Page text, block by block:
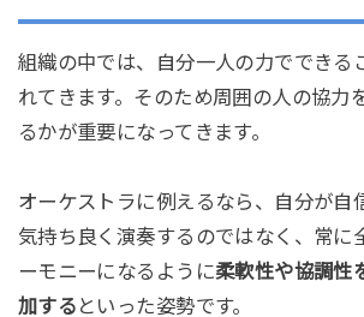
組織の中では、自分一人の力でできる
れてきます。そのため周囲の人の協力
るかが重要になってきます。
オーケストラに例えるなら、自分が自
気持ち良く演奏するのではなく、常に
ーモニーになるように柔軟性や協調性
加する といった姿勢です。